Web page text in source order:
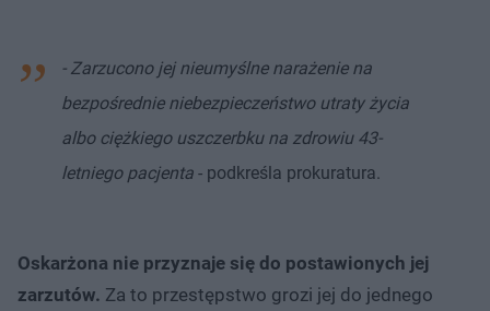
- Zarzucono jej nieumyślne narażenie na
bezpośrednie niebezpieczeństwo utraty życia
albo ciężkiego uszczerbku na zdrowiu 43-
letniego pacjenta - podkreśla prokuratura.
Oskarżona nie przyznaje się do postawionych jej
zarzutów. Za to przestępstwo grozi jej do jednego